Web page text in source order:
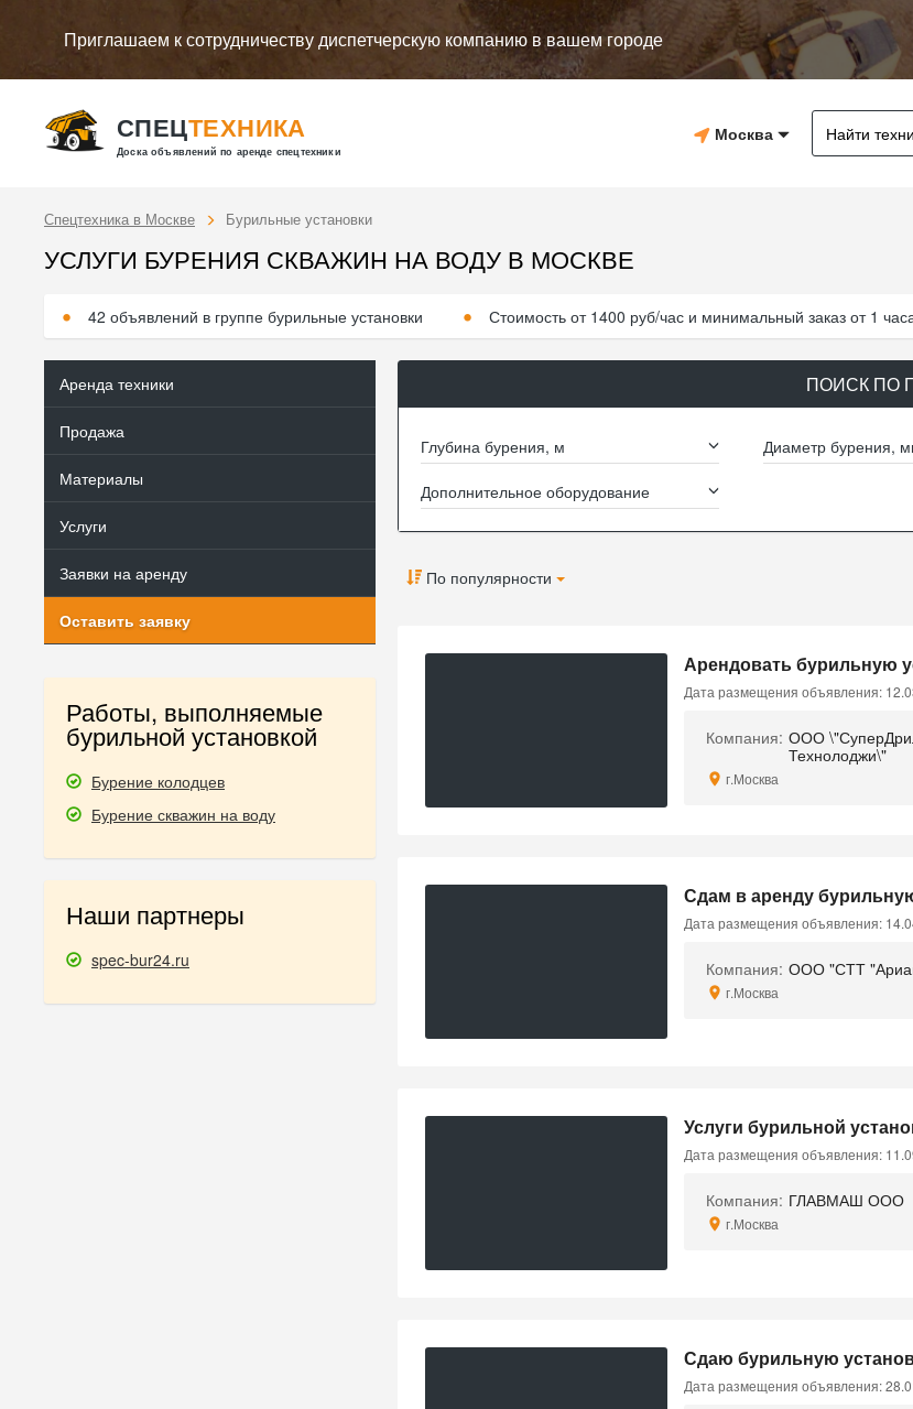
Приглашаем к сотрудничеству диспетчерскую компанию в вашем городе
СПЕЦТЕХНИКА
Доска объявлений по аренде спецтехники
Москва
Спецтехника в Москве Бурильные установки
УСЛУГИ БУРЕНИЯ СКВАЖИН НА ВОДУ В МОСКВЕ
42 объявлений в группе бурильные установки Стоимость от 1400 руб/час и минимальный заказ от 1
Аренда техники
Продажа
Материалы
Услуги
Заявки на аренду
Оставить заявку
Работы, выполняемые
бурильной установкой
Бурение колодцев
Бурение скважин на воду
Наши партнеры
spec-bur24.ru
ПОИСК ПО
Глубина бурения, м Диаметр бурения,
Дополнительное оборудование
По популярности
Арендовать бурильную
Дата размещения объявления:
Компания: ООО
Технолоджи\"
г.Москва
Сдам в аренду
Дата размещения объявления:
Компания: ООО "СТТ
г.Москва
Услуги бурильной
Дата размещения объявления:
Компания: ГЛАВМАШ ООО
г.Москва
Сдаю бурильную
Дата размещения объявления: